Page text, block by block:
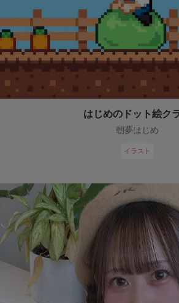
はじめのドット絵ク
朝夢はじめ
イラスト